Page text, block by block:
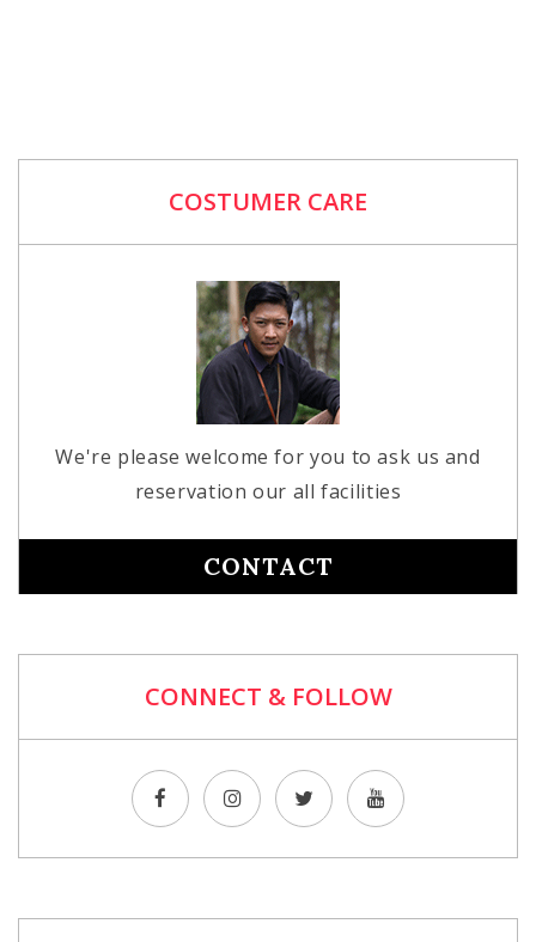
COSTUMER CARE
We're please welcome for you to ask us and
reservation our all facilities
CONTACT
CONNECT & FOLLOW